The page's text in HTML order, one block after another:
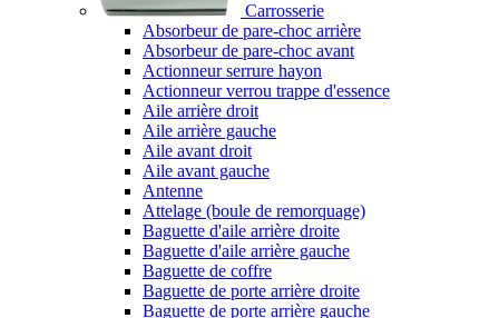
Carrosserie
Absorbeur de pare-choc arrière
Absorbeur de pare-choc avant
Actionneur serrure hayon
Actionneur verrou trappe d'essence
Aile arrière droit
Aile arrière gauche
Aile avant droit
Aile avant gauche
Antenne
Attelage (boule de remorquage)
Baguette d'aile arrière droite
Baguette d'aile arrière gauche
Baguette de coffre
Baguette de porte arrière droite
Baguette de porte arrière gauche